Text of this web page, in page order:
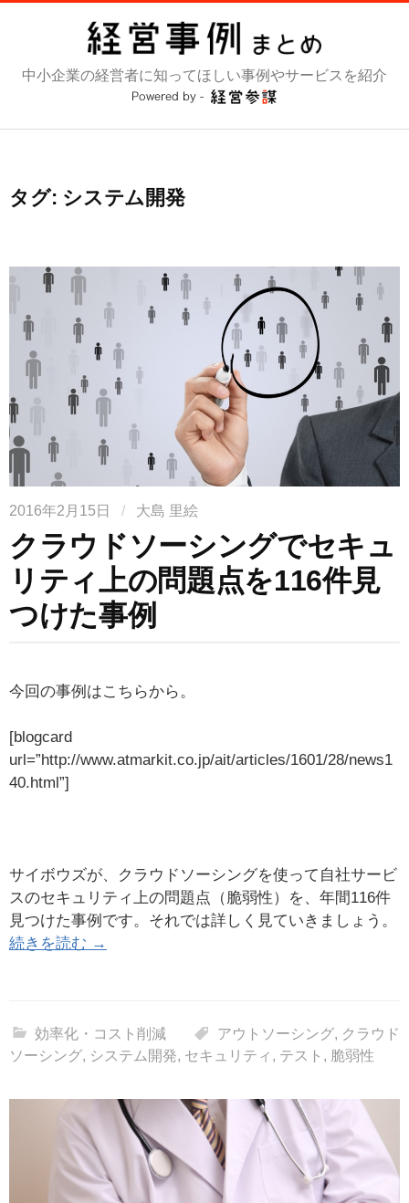
へ
ッ
中小企業の経営者に知ってほしい事例やサービスを紹介
タグ: システム開発
2016年2月15日 / 大島 里絵
クラウドソーシングでセキュ
リティ上の問題点を116件見
つけた事例
今回の事例はこちらから。
[blogcard
url=”http://www.atmarkit.co.jp/ait/articles/1601/28/news1
40.html”]
サイボウズが、クラウドソーシングを使って自社サービ
スのセキュリティ上の問題点（脆弱性）を、年間116件
見つけた事例です。それでは詳しく見ていきましょう。
続きを読む →
効率化・コスト削減 アウトソーシング, クラウド
ソーシング, システム開発, セキュリティ , テスト , 脆弱性